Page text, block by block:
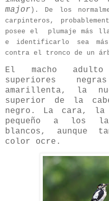
major ). De los
carpinteros,
posee el plumaje más
e identificarlo sea
contra el tronco de un
El macho
superiores
amarillenta, la
superior de la
negro. La cara, la
pequeño a los
blancos, aunque
color ocre.